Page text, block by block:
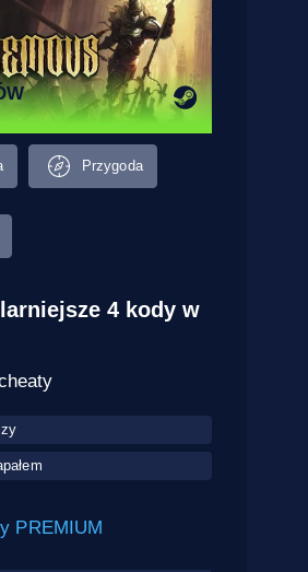
Przygoda
4 kody w
PREMIUM